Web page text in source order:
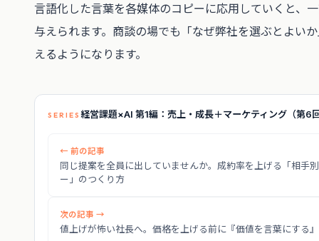
言語化した言葉を各媒体のコピーに応用していくと、
与えられます。商談の場でも「なぜ弊社を選ぶとよい
えるようになります。
SERIES 経営課題×AI 第1編：売上・成長＋マーケティング（第6
← 前の記事
同じ提案を全員に出していませんか。成約率を上げる「相手
ー」のつくり方
次の記事 →
値上げが怖い社長へ。価格を上げる前に『価値を言葉にする』